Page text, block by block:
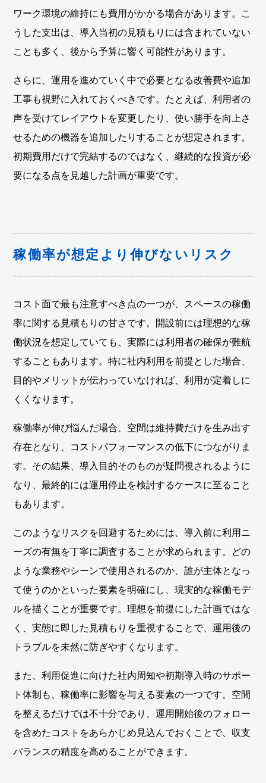
ワーク環境の維持にも費用がかかる場合があります。こ
うした支出は、導入当初の見積もりには含まれていない
ことも多く、後から予算に響く可能性があります。
さらに、運用を進めていく中で必要となる改善費や追加
工事も視野に入れておくべきです。たとえば、利用者の
声を受けてレイアウトを変更したり、使い勝手を向上さ
せるための機器を追加したりすることが想定されます。
初期費用だけで完結するのではなく、継続的な投資が必
要になる点を見越した計画が重要です。
稼働率が想定より伸びないリスク
コスト面で最も注意すべき点の一つが、スペースの稼働
率に関する見積もりの甘さです。開設前には理想的な稼
働状況を想定していても、実際には利用者の確保が難航
することもあります。特に社内利用を前提とした場合、
目的やメリットが伝わっていなければ、利用が定着しに
くくなります。
稼働率が伸び悩んだ場合、空間は維持費だけを生み出す
存在となり、コストパフォーマンスの低下につながりま
す。その結果、導入目的そのものが疑問視されるように
なり、最終的には運用停止を検討するケースに至ること
もあります。
このようなリスクを回避するためには、導入前に利用ニ
ーズの有無を丁寧に調査することが求められます。どの
ような業務やシーンで使用されるのか、誰が主体となっ
て使うのかといった要素を明確にし、現実的な稼働モデ
ルを描くことが重要です。理想を前提にした計画ではな
く、実態に即した見積もりを重視することで、運用後の
トラブルを未然に防ぎやすくなります。
また、利用促進に向けた社内周知や初期導入時のサポー
ト体制も、稼働率に影響を与える要素の一つです。空間
を整えるだけでは不十分であり、運用開始後のフォロー
を含めたコストをあらかじめ見込んでおくことで、収支
バランスの精度を高めることができます。